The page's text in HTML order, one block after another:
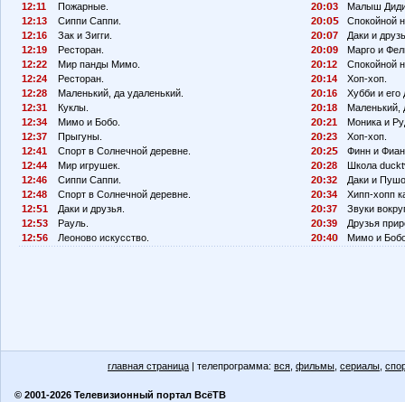
12:11
Пожарные.
12:13
Сиппи Саппи.
12:16
Зак и Зигги.
12:19
Ресторан.
12:22
Мир панды Мимо.
12:24
Ресторан.
12:28
Маленький, да удаленький.
12:31
Куклы.
12:34
Мимо и Бобо.
12:37
Прыгуны.
12:41
Спорт в Солнечной деревне.
12:44
Мир игрушек.
12:46
Сиппи Саппи.
12:48
Спорт в Солнечной деревне.
12:
1
Даки и друзья.
12:
3
Рауль.
12:
6 Леоново искусство.
2
: 3
Малыш
2
:
Спокойной
2
: 7
Даки и
2
: 9
Марго и
2
:12
Спокойной
2
:14
Хоп-хоп.
2
:16
Хубби и его
2
:18
Маленький,
2
:21
Моника и
2
:23
Хоп-хоп.
2
:2
Финн и
2
:28
Школа
2
:32
Даки и
2
:34
Хипп-хопп
2
:37
Звуки
2
:39
Друзья
2
:4 Мимо и
главная страница | телепрограмма: вся фильмы сериалы
© 2001-2026 Телевизионный портал ВсёТВ